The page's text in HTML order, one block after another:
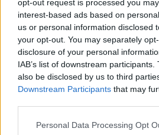
opt-out request is processed you
interest-based ads based on
us or personal information disclosed
your opt-out. You may separately
disclosure of your personal
IAB’s list of downstream
also be disclosed by us to third
Downstream Participants that may
Personal Data Processing Opt
Žiūrimiausi
Vaizdai iš tragiškos avarijos